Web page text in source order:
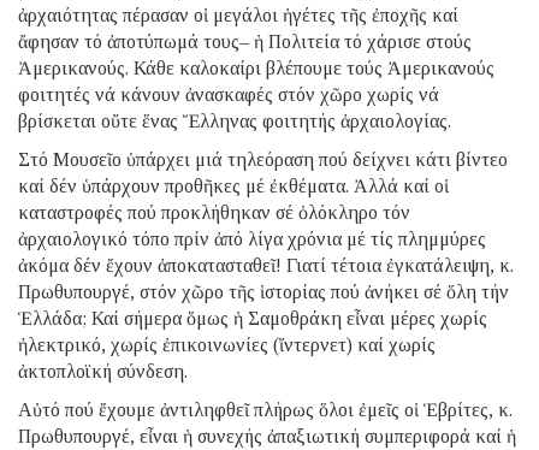
ἀρχαιότητας πέρασαν οἱ μεγάλοι ἡγέτες τῆς ἐποχῆς καί
ἄφησαν τό ἀποτύπωμά τους– ἡ Πολιτεία τό χάρισε στούς
Ἀμερικανούς. Κάθε καλοκαίρι βλέπουμε τούς Ἀμερικανούς
φοιτητές νά κάνουν ἀνασκαφές στόν χῶρο χωρίς νά
βρίσκεται οὔτε ἕνας Ἕλληνας φοιτητής ἀρχαιολογίας.
Στό Μουσεῖο ὑπάρχει μιά τηλεόραση πού δείχνει κάτι βίντεο
καί δέν ὑπάρχουν προθῆκες μέ ἐκθέματα. Ἀλλά καί οἱ
καταστροφές πού προκλήθηκαν σέ ὁλόκληρο τόν
ἀρχαιολογικό τόπο πρίν ἀπό λίγα χρόνια μέ τίς πλημμύρες
ἀκόμα δέν ἔχουν ἀποκατασταθεῖ! Γιατί τέτοια ἐγκατάλειψη, κ.
Πρωθυπουργέ, στόν χῶρο τῆς ἱστορίας πού ἀνήκει σέ ὅλη τήν
Ἑλλάδα; Καί σήμερα ὅμως ἡ Σαμοθράκη εἶναι μέρες χωρίς
ἠλεκτρικό, χωρίς ἐπικοινωνίες (ἴντερνετ) καί χωρίς
ἀκτοπλοϊκή σύνδεση.
Αὐτό πού ἔχουμε ἀντιληφθεῖ πλήρως ὅλοι ἐμεῖς οἱ Ἑβρίτες, κ.
Πρωθυπουργέ, εἶναι ἡ συνεχής ἀπαξιωτική συμπεριφορά καί ἡ